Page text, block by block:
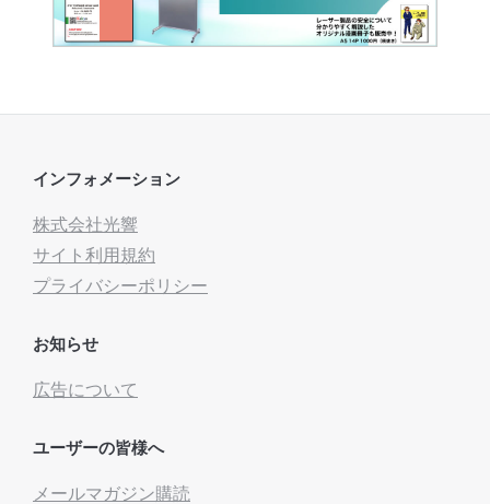
インフォメーション
株式会社光響
サイト利用規約
プライバシーポリシー
お知らせ
広告について
ユーザーの皆様へ
メールマガジン購読